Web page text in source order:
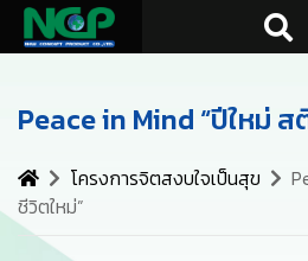
Peace in Mind “ปีใหม่ ส
โครงการจิตสงบใจเป็นสุข
ชีวิตใหม่”